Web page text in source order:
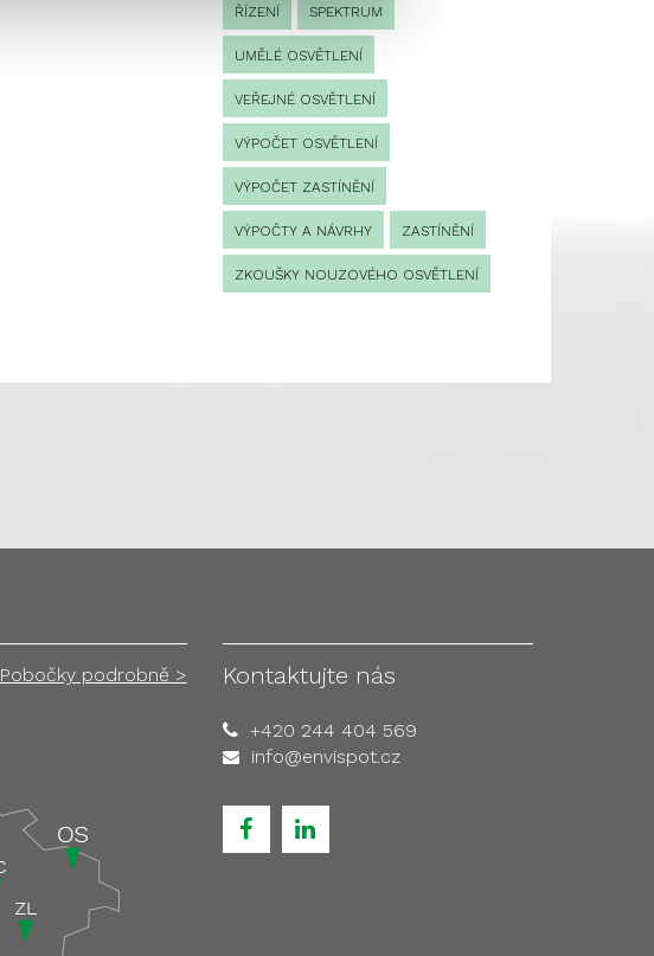
ŘÍZENÍ SPEKTRUM
UMĚLÉ OSVĚTLENÍ
VEŘEJNÉ OSVĚTLENÍ
VÝPOČET OSVĚTLENÍ
VÝPOČET ZASTÍNĚNÍ
VÝPOČTY A NÁVRHY ZASTÍNĚNÍ
ZKOUŠKY NOUZOVÉHO OSVĚTLENÍ
Pobočky podrobně > Kontaktujte nás
+420 244 404 569
info@envispot.cz